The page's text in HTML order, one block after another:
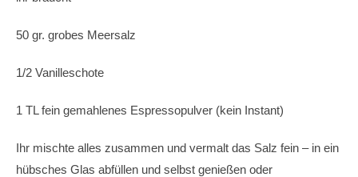
50 gr. grobes Meersalz
1/2 Vanilleschote
1 TL fein gemahlenes Espressopulver (kein Instant)
Ihr mischte alles zusammen und vermalt das Salz fein – in ein
hübsches Glas abfüllen und selbst genießen oder